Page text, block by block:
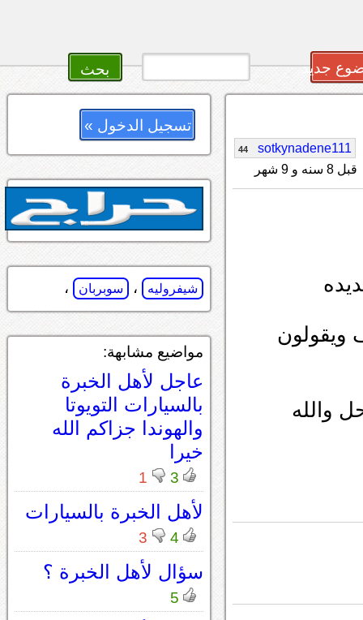
جديد
sotkynadene111
44
قبل 8 سنه و 9 شهر
ويقولون
والله
تسجيل الدخول »
شيفروليه ، سوبربان ،
مواضيع مشابهة:
عاجل لأهل الخبرة
بالسيارات التويوتا
والهوندا جزاكم الله
خيرا
3
1
لأهل الخبرة بالسيارات
4
3
سؤال لأهل الخبرة ؟
5